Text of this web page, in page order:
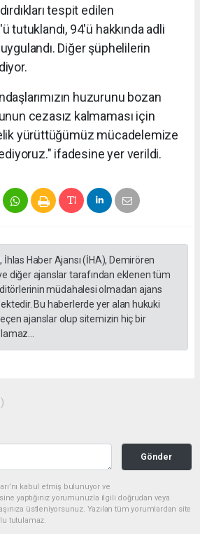
tespit edilen
tutuklandı, 94'ü hakkında adli
Diğer şüphelilerin
huzurunu bozan
cezasız kalmaması için
yürüttüğümüz mücadelemize
ediyoruz." ifadesine yer verildi.
İhlas Haber Ajansı (İHA), Demirören
diğer ajanslar tarafından eklenen tüm
müdahalesi olmadan ajans
Bu haberlerde yer alan hukuki
ajanslar olup sitemizin hiç bir
Gönder
kabul etmiş bulunuyor ve
yaptığınız yorumunuzla ilgili doğrudan veya
üstleniyorsunuz. Yazılan tüm yorumlardan site
tutulamaz.